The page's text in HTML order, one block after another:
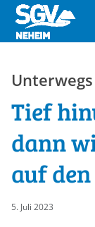
Unterwegs
Tief
dann
auf
5. Juli 2023